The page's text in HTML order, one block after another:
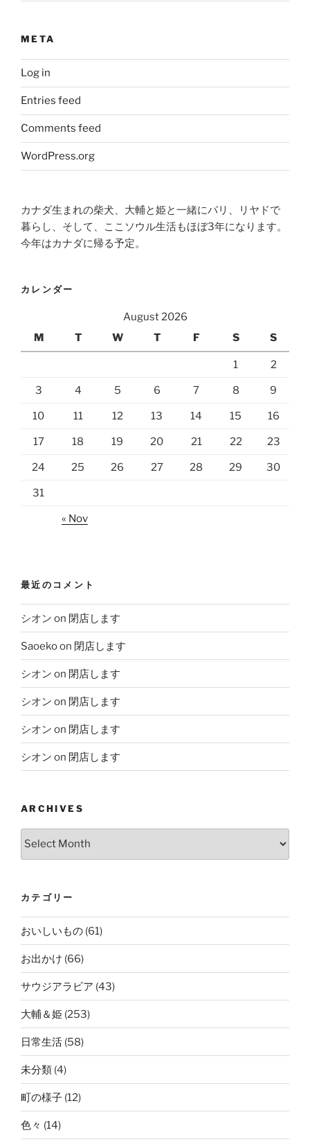
META
Log in
Entries feed
Comments feed
WordPress.org
カナダ生まれの柴犬、大輔と姫と一緒にパリ、リヤドで
暮らし、そして、ここソウル生活もほぼ3年になります。
今年はカナダに帰る予定。
カレンダー
August 2026
M
T W T F S S
1 2
3 4 5 6 7 8 9
10 11 12 13 14 15 16
17 18 19 20 21 22 23
24 25 26 27 28 29 30
31
« Nov
最近のコメント
シオン on 閉店します
Saoekoon 閉店します
シオン on 閉店します
シオン on 閉店します
シオン on 閉店します
シオン on 閉店します
ARCHIVES
Archives
カテゴリー
おいしいもの (61)
お出かけ (66)
サウジアラビア (43)
大輔＆姫 (253)
日常生活 (58)
未分類 (4)
町の様子 (12)
色々 (14)